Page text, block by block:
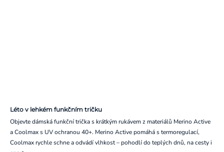
Léto v lehkém funkčním tričku
Objevte dámská funkční trička s krátkým rukávem z materiálů Merino Active
a Coolmax s UV ochranou 40+. Merino Active pomáhá s termoregulací,
Coolmax rychle schne a odvádí vlhkost – pohodlí do teplých dnů, na cesty i